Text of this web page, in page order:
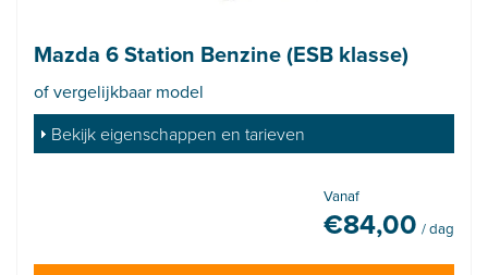
Mazda 6 Station Benzine (ESB klasse)
of vergelijkbaar model
Bekijk eigenschappen en tarieven
Vanaf
€84,00 / dag